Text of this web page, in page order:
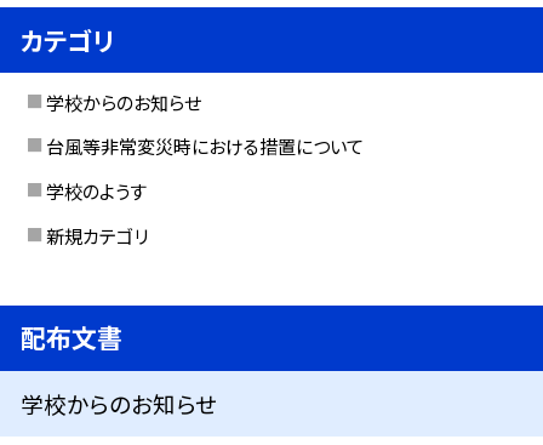
カテゴリ
学校からのお知らせ
台風等非常変災時における措置について
学校のようす
新規カテゴリ
配布文書
学校からのお知らせ